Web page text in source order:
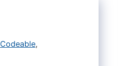
Codeable,